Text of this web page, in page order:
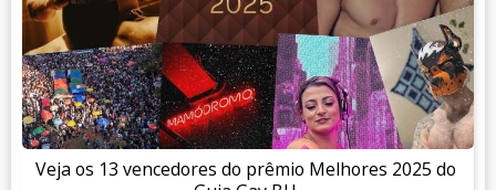
Veja os 13 vencedores do prêmio Melhores 2025 do